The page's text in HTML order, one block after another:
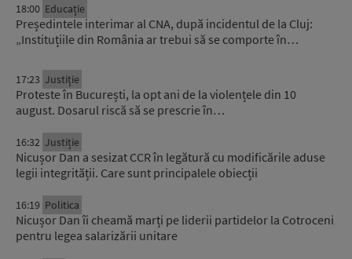
18:00 Educație
Președintele interimar al CNA, după incidentul de la Cluj:
„Instituțiile din România ar trebui să se comporte în…
17:23 Justiție
Proteste în București, la opt ani de la violențele din 10
august. Dosarul riscă să se prescrie în…
16:32 Justiție
Nicușor Dan a sesizat CCR în legătură cu modificările aduse
legii integrității. Care sunt principalele obiecții
16:19 Politica
Nicușor Dan îi cheamă marți pe liderii partidelor la Cotroceni
pentru legea salarizării unitare